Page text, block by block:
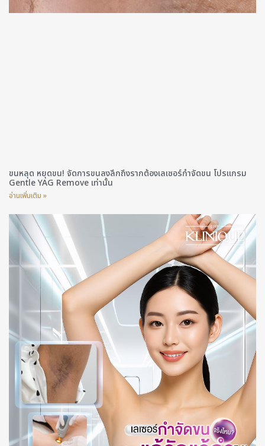
ขนหลุด หยุดขน! จัดการขนลงลึกถึงรากต้องเลเซอร์กำจัดขน โปรแกรม
Gentle YAG Remove เท่านั้น
อ่านเพิ่มเติม »